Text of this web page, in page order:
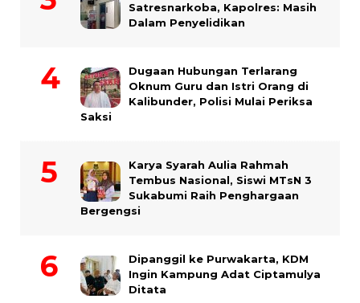
Satresnarkoba, Kapolres: Masih
Dalam Penyelidikan
Dugaan Hubungan Terlarang
Oknum Guru dan Istri Orang di
Kalibunder, Polisi Mulai Periksa
Saksi
Karya Syarah Aulia Rahmah
Tembus Nasional, Siswi MTsN 3
Sukabumi Raih Penghargaan
Bergengsi
Dipanggil ke Purwakarta, KDM
Ingin Kampung Adat Ciptamulya
Ditata